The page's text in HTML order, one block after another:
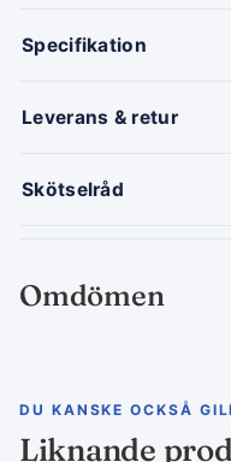
Specifikation
Leverans & retur
Skötselråd
Omdömen
DU KANSKE OCKSÅ
Liknande